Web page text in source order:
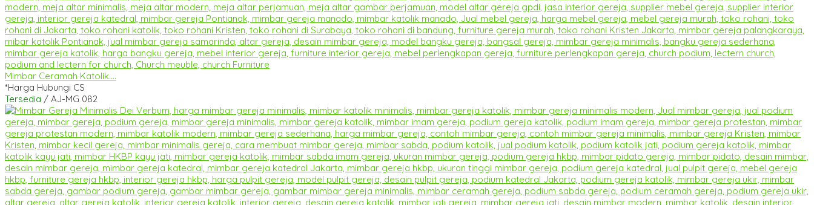
Mimbar Ceramah Katolik....
*Harga Hubungi CS
Tersedia / AJ-MG 082